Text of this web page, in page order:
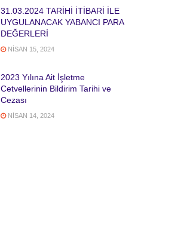
31.03.2024 TARİHİ İTİBARİ İLE
UYGULANACAK YABANCI PARA
DEĞERLERİ
NISAN 15, 2024
2023 Yılına Ait İşletme
Cetvellerinin Bildirim Tarihi ve
Cezası
NISAN 14, 2024